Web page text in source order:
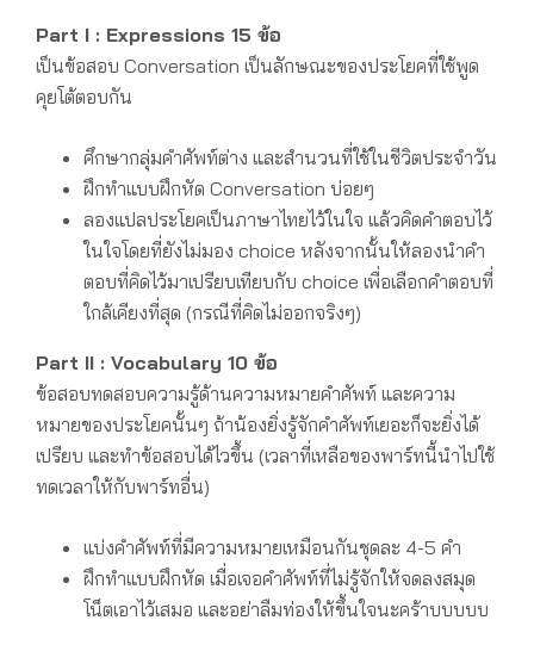
Part I : Expressions 15 ข้อ
เป็นข้อสอบ Conversation เป็นลักษณะของประโยคที่ใช้พูด
คุยโต้ตอบกัน
ศึกษากลุ่มคำศัพท์ต่าง และสำนวนที่ใช้ในชีวิตประจำวัน
ฝึกทำแบบฝึกหัด Conversation บ่อยๆ
ลองแปลประโยคเป็นภาษาไทยไว้ในใจ แล้วคิดคำตอบไว้
ในใจโดยที่ยังไม่มอง choice หลังจากนั้นให้ลองนำคำ
ตอบที่คิดไว้มาเปรียบเทียบกับ choice เพื่อเลือกคำตอบที่
ใกล้เคียงที่สุด (กรณีที่คิดไม่ออกจริงๆ)
Part II : Vocabulary 10 ข้อ
ข้อสอบทดสอบความรู้ด้านความหมายคำศัพท์ และความ
หมายของประโยคนั้นๆ ถ้าน้องยิ่งรู้จักคำศัพท์เยอะก็จะยิ่งได้
เปรียบ และทำข้อสอบได้ไวขึ้น (เวลาที่เหลือของพาร์ทนี้นำไปใช้
ทดเวลาให้กับพาร์ทอื่น)
แบ่งคำศัพท์ที่มีความหมายเหมือนกันชุดละ 4-5 คำ
ฝึกทำแบบฝึกหัด เมื่อเจอคำศัพท์ที่ไม่รู้จักให้จดลงสมุด
โน็ตเอาไว้เสมอ และอย่าลืมท่องให้ขึ้นใจนะคร้าบบบบบ